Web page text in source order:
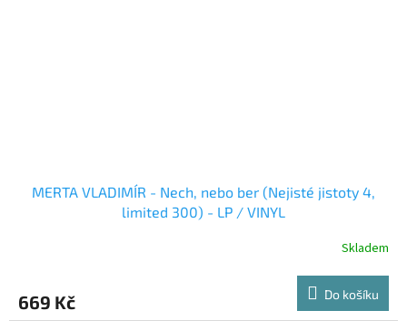
MERTA VLADIMÍR - Nech, nebo ber (Nejisté jistoty 4,
limited 300) - LP / VINYL
Skladem
669 Kč Do košíku